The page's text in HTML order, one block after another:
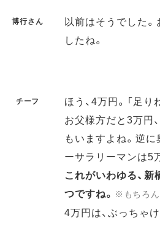
博行さん
以前はそうでした
したね。
チーフ
ほう、4万円。「足
お父様方だと3万円
もいますよね。逆
ーサラリーマンは5
これがいわゆる、
つですね。 ※もちろ
4万円は、ぶっちゃ